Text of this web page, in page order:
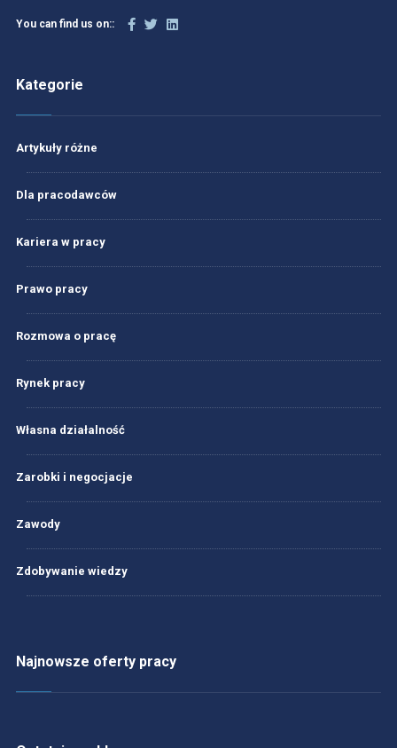
You can find us on::
Kategorie
Artykuły różne
Dla pracodawców
Kariera w pracy
Prawo pracy
Rozmowa o pracę
Rynek pracy
Własna działalność
Zarobki i negocjacje
Zawody
Zdobywanie wiedzy
Najnowsze oferty pracy